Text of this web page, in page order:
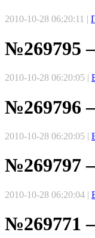
2010-10-28 06:20:11 |
№269795
2010-10-28 06:20:05 |
№269796
2010-10-28 06:20:05 |
№269797
2010-10-28 06:20:04 |
№269771